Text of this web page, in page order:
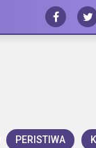
PERISTIWA